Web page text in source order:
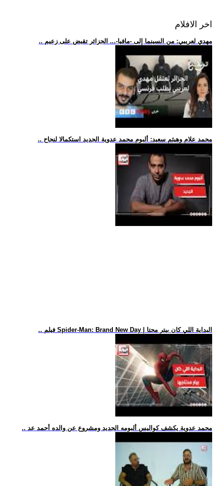
اخر الافلام
.. مهدي لعريبي: من السينما إلى -مافيا-... الجزائر تقبض على زعيم
.. محمد علام وهيثم سعيد: ألبوم محمد عدوية الجديد استكمالا لنجاح
.. فيلم Spider-Man: Brand New Day | البداية اللي كان بيتر محتا
.. محمد عدوية يكشف كواليس ألبومه الجديد ومشروع عن والده أحمد عد